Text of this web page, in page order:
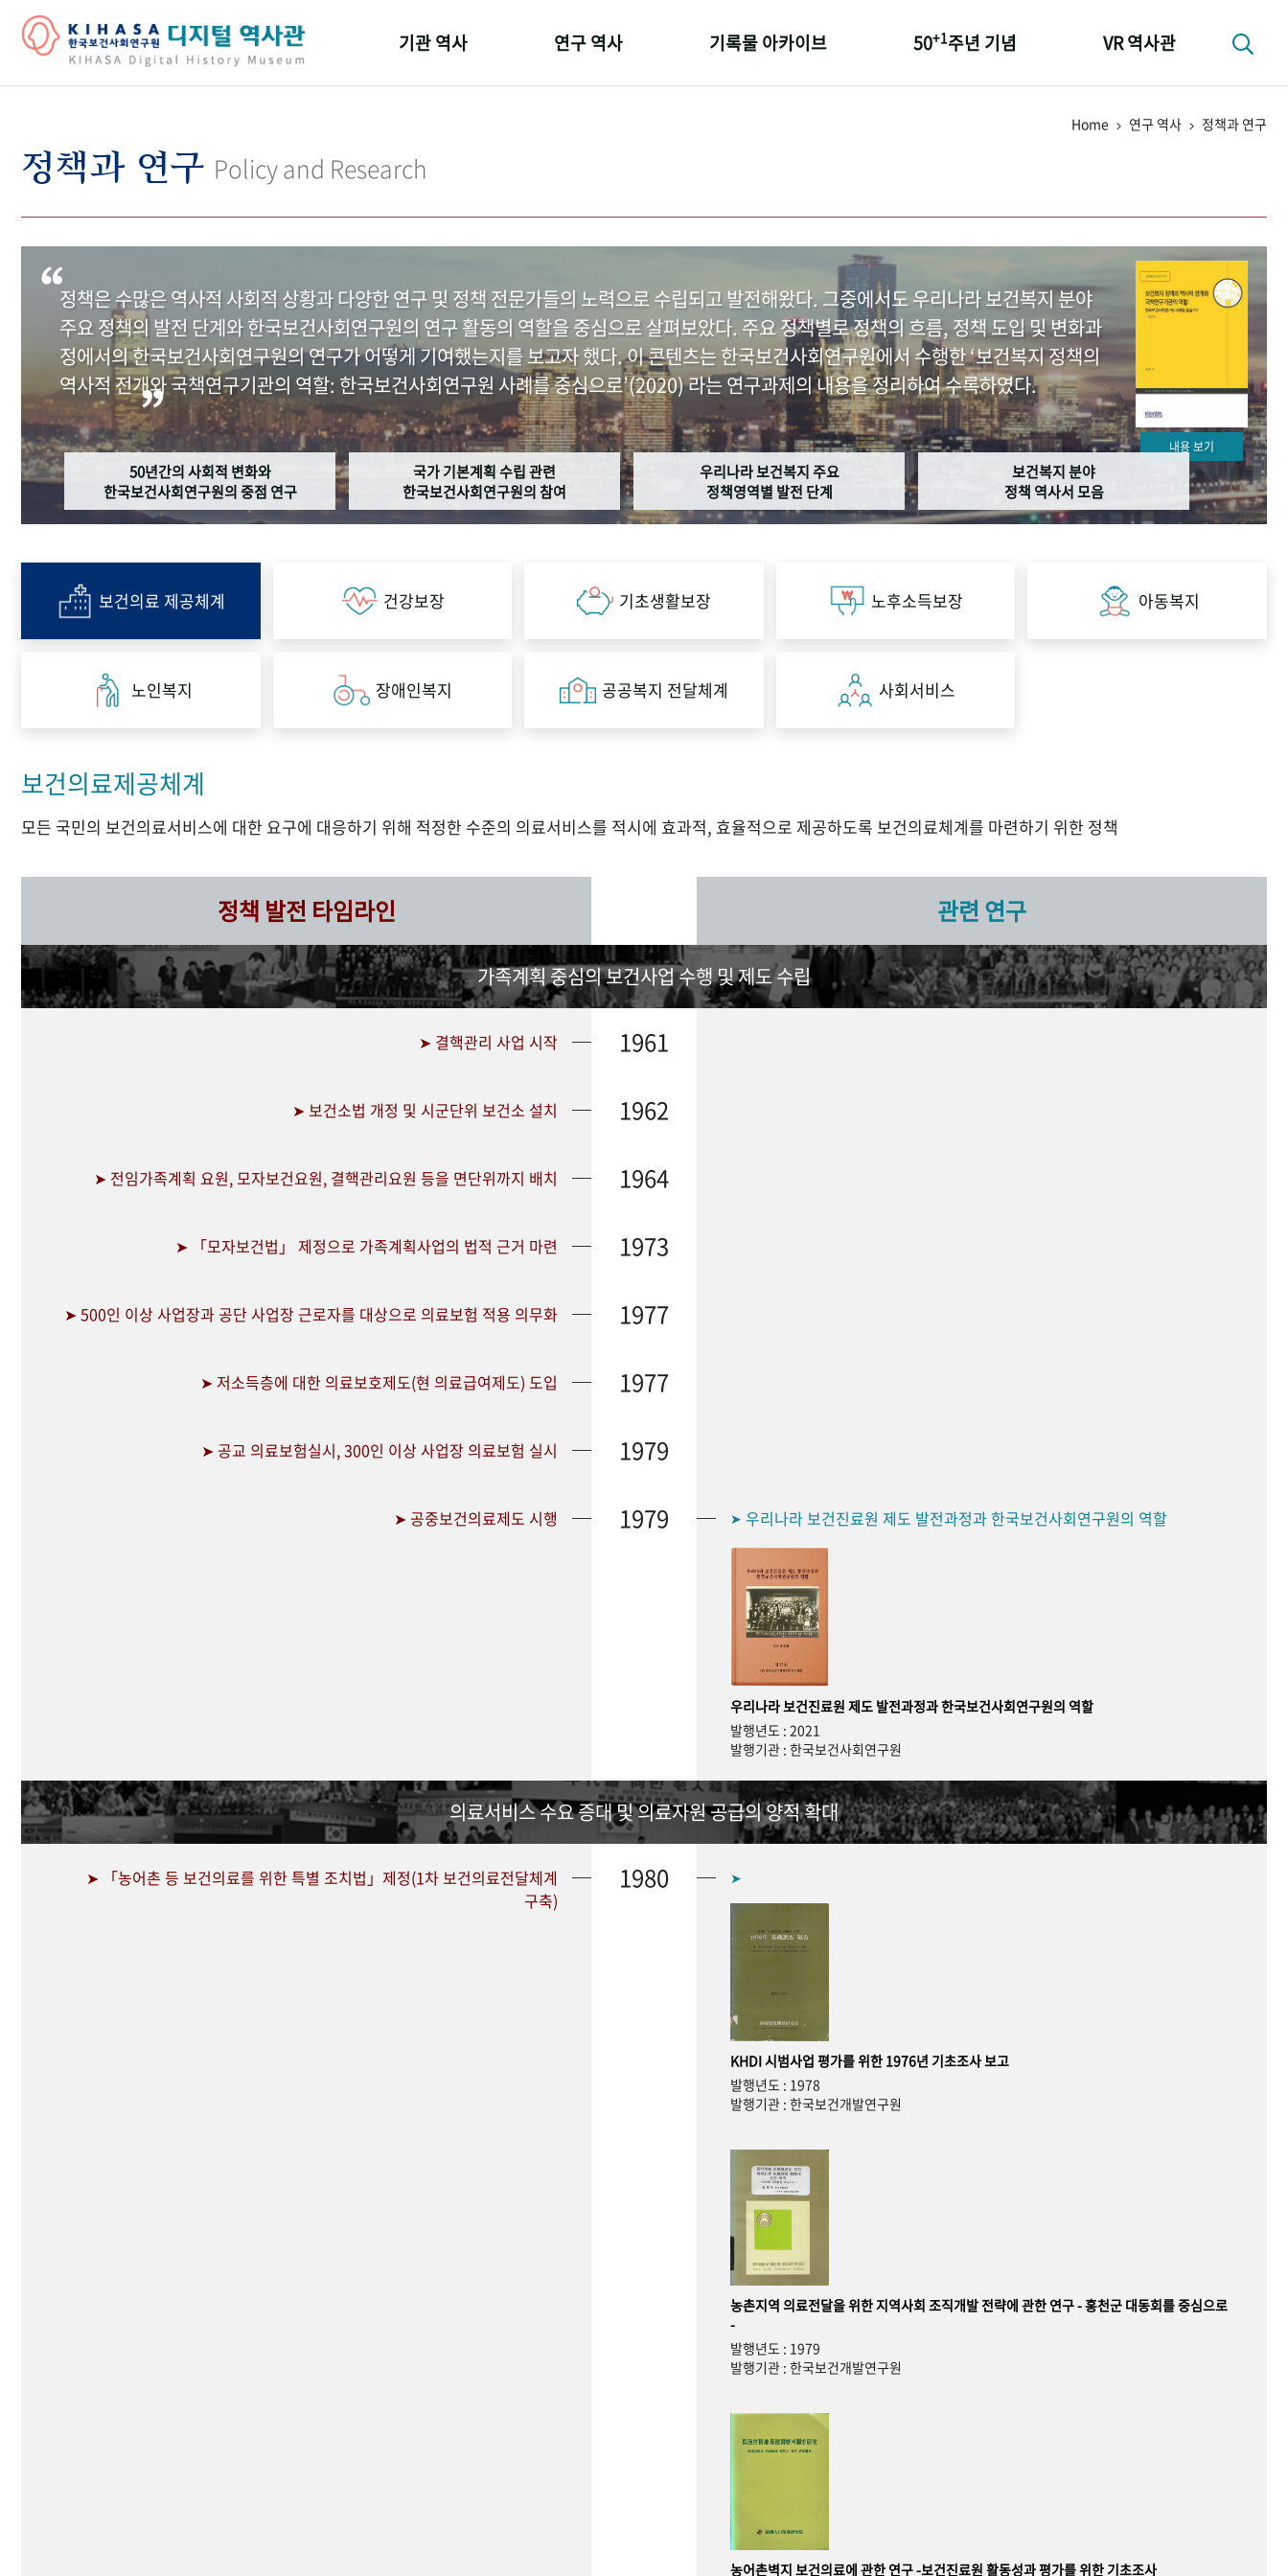
기관 역사
기관 변천사
연구 역사 기록물 아카이브 50+1주년 기념 VR 역사관
Home 연구 역사 정책과 연구
정책과 연구 Policy and Research
정책은 수많은 역사적 사회적 상황과 다양한 연구 및 정책 전문가들의 노력으로 수립되고 발전해왔다. 그중에서도 우리나라 보건복지 분야
주요 정책의 발전 단계와 한국보건사회연구원의 연구 활동의 역할을 중심으로 살펴보았다. 주요 정책별로 정책의 흐름, 정책 도입 및 변화과
정에서의 한국보건사회연구원의 연구가 어떻게 기여했는지를 보고자 했다. 이 콘텐츠는 한국보건사회연구원에서 수행한 ‘보건복지 정책의
역사적 전개와 국책연구기관의 역할: 한국보건사회연구원 사례를 중심으로’(2020) 라는 연구과제의 내용을 정리하여 수록하였다.
내용 보기
50년간의 사회적 변화와
한국보건사회연구원의 중점 연구
국가 기본계획 수립 관련
한국보건사회연구원의 참여
우리나라 보건복지 주요
정책영역별 발전 단계
보건복지 분야
정책 역사서 모음
보건의료 제공체계 건강보장 기초생활보장 노후소득보장 아동복지
노인복지 장애인복지 공공복지 전달체계 사회서비스
보건의료제공체계
모든 국민의 보건의료서비스에 대한 요구에 대응하기 위해 적정한 수준의 의료서비스를 적시에 효과적, 효율적으로 제공하도록 보건의료체계를 마련하기 위한 정책
정책 발전 타임라인 관련 연구
가족계획 중심의 보건사업 수행 및 제도 수립
➤ 결핵관리 사업 시작 1961
➤ 보건소법 개정 및 시군단위 보건소 설치 1962
➤ 전임가족계획 요원, 모자보건요원, 결핵관리요원 등을 면단위까지 배치 1964
➤ 「모자보건법」 제정으로 가족계획사업의 법적 근거 마련 1973
➤ 500인 이상 사업장과 공단 사업장 근로자를 대상으로 의료보험 적용 의무화 1977
➤ 저소득층에 대한 의료보호제도(현 의료급여제도) 도입 1977
➤ 공교 의료보험실시, 300인 이상 사업장 의료보험 실시 1979
➤ 공중보건의료제도 시행 1979 ➤ 우리나라 보건진료원 제도 발전과정과 한국보건사회연구원의 역할
우리나라 보건진료원 제도 발전과정과 한국보건사회연구원의 역할
발행년도 : 2021
발행기관 : 한국보건사회연구원
의료서비스 수요 증대 및 의료자원 공급의 양적 확대
➤ 「농어촌 등 보건의료를 위한 특별 조치법」제정(1차 보건의료전달체계
구축)
1980 ➤
KHDI 시범사업 평가를 위한 1976년 기초조사 보고
발행년도 : 1978
발행기관 : 한국보건개발연구원
농촌지역 의료전달을 위한 지역사회 조직개발 전략에 관한 연구 - 홍천군 대동회를 중심으로
-
발행년도 : 1979
발행기관 : 한국보건개발연구원
농어촌벽지 보건의료에 관한 연구 -보건진료원 활동성과 평가를 위한 기초조사